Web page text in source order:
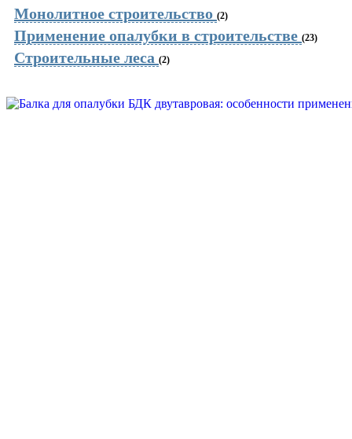
Монолитное строительство (2)
Применение опалубки в строительстве (23)
Строительные леса (2)